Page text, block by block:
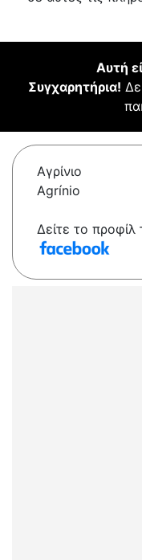
Αυτή
Συγχαρητήρια!
Αγρίνιο
Agrínio
Δείτε το προφίλ